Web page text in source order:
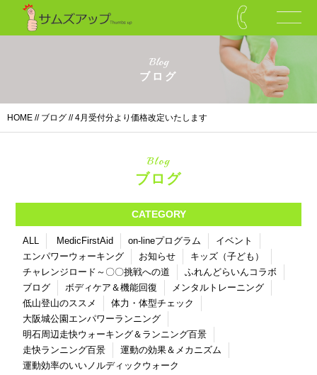
Blog
ブログ
HOME // ブログ // 4月受付分より価格改定いたします
Blog
ブログ
CATEGORY
ALL MedicFirstAid on-lineプログラム
イベント
エンパワーウォーキング
お知らせ
キッズ（子ども）
チャレンジロード～〇〇挑戦への道
ふれんどらいんコラボ
ブログ
ボディケア＆機能回復
メンタルトレーニング
低山登山のススメ
体力・体型チェック
大阪城公園エンパワーランニング
明石周辺走快ウォーキング＆ランニング百景
走快ランニング百景
運動の効果＆メカニズム
運動効率のいいノルディックウォーク